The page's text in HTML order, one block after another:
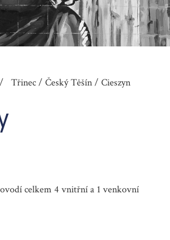
Třinec / Český Těšín / Cieszyn
celkem 4 vnitřní a 1 venkovní